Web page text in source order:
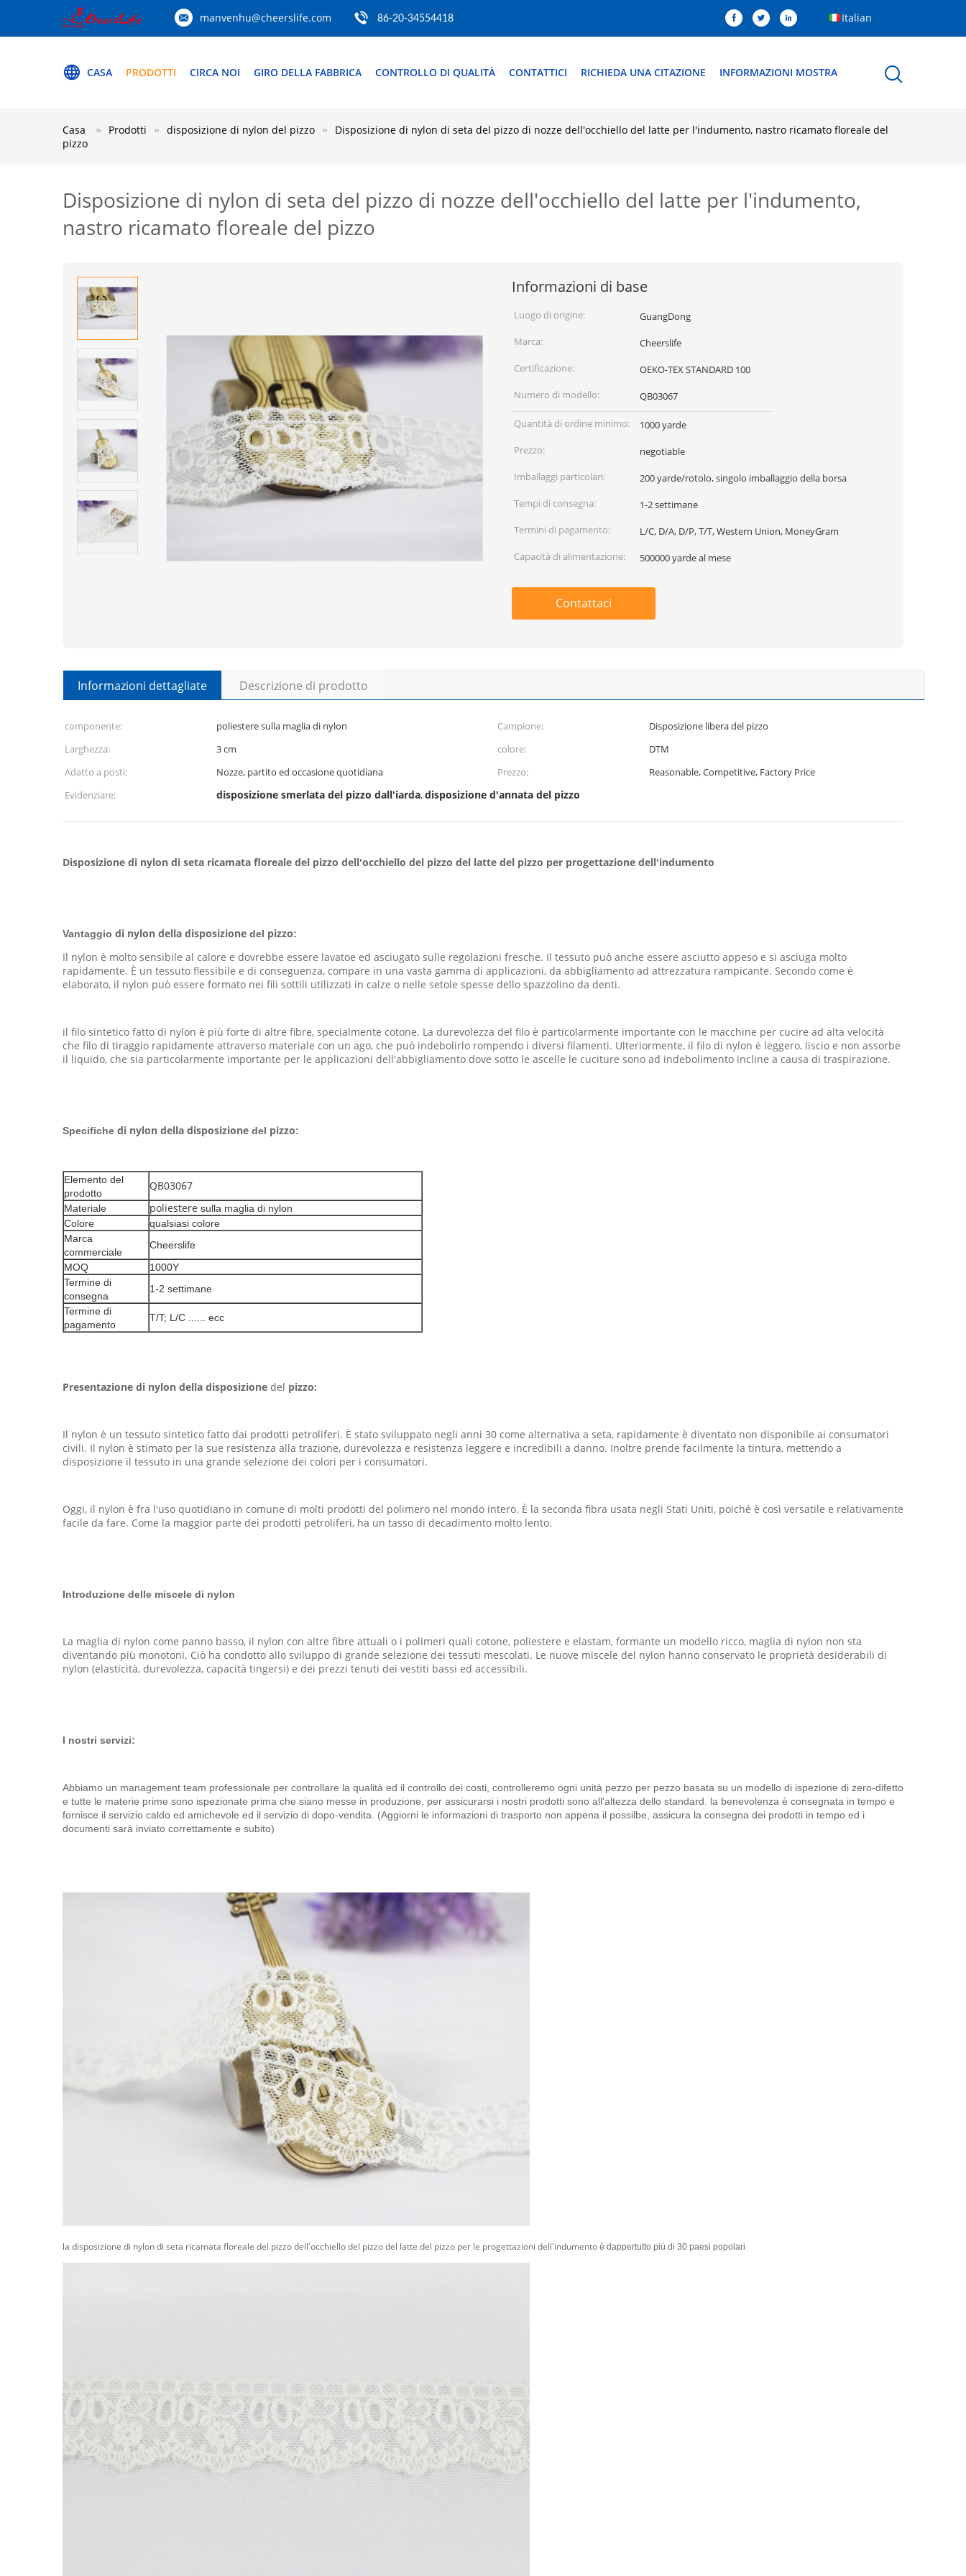
manvenhu@cheerslife.com 86-20-34554418 Italian
CASA PRODOTTI CIRCA NOI GIRO DELLA FABBRICA CONTROLLO DI QUALITÀ CONTATTICI RICHIEDA UNA CITAZIONE INFORMAZIONI MOSTRA
Casa Prodotti disposizione di nylon del pizzo
Disposizione di nylon di seta del pizzo di nozze dell'occhiello del latte per l'indumento, nastro ricamato floreale del
pizzo
Disposizione di nylon di seta del pizzo di nozze dell'occhiello del latte per l'indumento,
nastro ricamato floreale del pizzo
Informazioni di base
Luogo di origine:
GuangDong
Marca:
Cheerslife
Certificazione:
OEKO-TEX STANDARD 100
Numero di modello:
QB03067
Quantità di ordine minimo:
1000 yarde
Prezzo:
negotiable
Imballaggi particolari:
200 yarde/rotolo, singolo imballaggio della borsa
Tempi di consegna:
1-2 settimane
Termini di pagamento:
L/C, D/A, D/P, T/T, Western Union, MoneyGram
Capacità di alimentazione:
500000 yarde al mese
Contattaci
Informazioni dettagliate Descrizione di prodotto
componente: poliestere sulla maglia di nylon Campione:
Disposizione libera del pizzo
Larghezza:
3 cm colore:
DTM
Adatto a posti:
Nozze, partito ed occasione quotidiana Prezzo:
Reasonable, Competitive, Factory Price
Evidenziare:
disposizione smerlata del pizzo dall'iarda,disposizione d'annata del pizzo
Disposizione di nylon di seta ricamata floreale del pizzo dell'occhiello del pizzo del latte del pizzo per progettazione dell'indumento
Vantaggio di nylon della disposizione del pizzo:
Il nylon è molto sensibile al calore e dovrebbe essere lavatoe ed asciugato sulle regolazioni fresche. Il tessuto può anche essere asciutto appeso e si asciuga molto
rapidamente. È un tessuto flessibile e di conseguenza, compare in una vasta gamma di applicazioni, da abbigliamento ad attrezzatura rampicante. Secondo come è
elaborato, il nylon può essere formato nei fili sottili utilizzati in calze o nelle setole spesse dello spazzolino da denti.
il filo sintetico fatto di nylon è più forte di altre fibre, specialmente cotone. La durevolezza del filo è particolarmente importante con le macchine per cucire ad alta velocità
che filo di tiraggio rapidamente attraverso materiale con un ago, che può indebolirlo rompendo i diversi filamenti. Ulteriormente, il filo di nylon è leggero, liscio e non assorbe
il liquido, che sia particolarmente importante per le applicazioni dell'abbigliamento dove sotto le ascelle le cuciture sono ad indebolimento incline a causa di traspirazione.
Specifiche di nylon della disposizione del pizzo:
Elemento del
prodotto
QB03067
Materiale poliestere sulla maglia di nylon
Colore
qualsiasi colore
Marca
commerciale
Cheerslife
MOQ
1000Y
Termine di
consegna
1-2 settimane
Termine di
pagamento
T/T; L/C ...... ecc
Presentazione di nylon della disposizione del pizzo:
Il nylon è un tessuto sintetico fatto dai prodotti petroliferi. È stato sviluppato negli anni 30 come alternativa a seta, rapidamente è diventato non disponibile ai consumatori
civili. Il nylon è stimato per la sue resistenza alla trazione, durevolezza e resistenza leggere e incredibili a danno. Inoltre prende facilmente la tintura, mettendo a
disposizione il tessuto in una grande selezione dei colori per i consumatori.
Oggi, il nylon è fra l'uso quotidiano in comune di molti prodotti del polimero nel mondo intero. È la seconda fibra usata negli Stati Uniti, poiché è così versatile e relativamente
facile da fare. Come la maggior parte dei prodotti petroliferi, ha un tasso di decadimento molto lento.
Introduzione delle miscele di nylon
La maglia di nylon come panno basso, il nylon con altre fibre attuali o i polimeri quali cotone, poliestere e elastam, formante un modello ricco, maglia di nylon non sta
diventando più monotoni. Ciò ha condotto allo sviluppo di grande selezione dei tessuti mescolati. Le nuove miscele del nylon hanno conservato le proprietà desiderabili di
nylon (elasticità, durevolezza, capacità tingersi) e dei prezzi tenuti dei vestiti bassi ed accessibili.
I nostri servizi:
Abbiamo un management team professionale per controllare la qualità ed il controllo dei costi, controlleremo ogni unità pezzo per pezzo basata su un modello di ispezione di zero-difetto
e tutte le materie prime sono ispezionate prima che siano messe in produzione, per assicurarsi i nostri prodotti sono all'altezza dello standard. la benevolenza è consegnata in tempo e
fornisce il servizio caldo ed amichevole ed il servizio di dopo-vendita. (Aggiorni le informazioni di trasporto non appena il possilbe, assicura la consegna dei prodotti in tempo ed i
documenti sarà inviato correttamente e subito)
la disposizione di nylon di seta ricamata floreale del pizzo dell'occhiello del pizzo del latte del pizzo per le progettazioni dell'indumento è dappertutto più di 30 paesi popolari